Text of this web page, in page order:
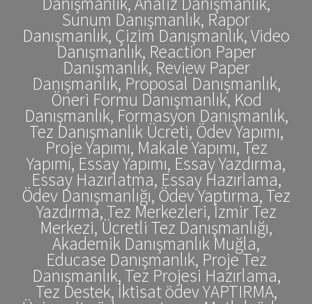
Sunum Danışmanlık, Rapor
Danışmanlık, Çizim Danışmanlık, Video
Danışmanlık, Reaction Paper
Danışmanlık, Review Paper
Danışmanlık, Proposal Danışmanlık,
Öneri Formu Danışmanlık, Kod
Danışmanlık, Formasyon Danışmanlık,
Tez Danışmanlık Ücreti, Ödev Yapımı,
Proje Yapımı, Makale Yapımı, Tez
Yapımı, Essay Yapımı, Essay Yazdırma,
Essay Hazırlatma, Essay Hazırlama,
Ödev Danışmanlığı, Ödev Yaptırma, Tez
Yazdırma, Tez Merkezleri, İzmir Tez
Merkezi, Ücretli Tez Danışmanlığı,
Akademik Danışmanlık Muğla,
Educase Danışmanlık, Proje Tez
Danışmanlık, Tez Projesi Hazırlama,
Tez Destek, İktisat ödev YAPTIRMA,